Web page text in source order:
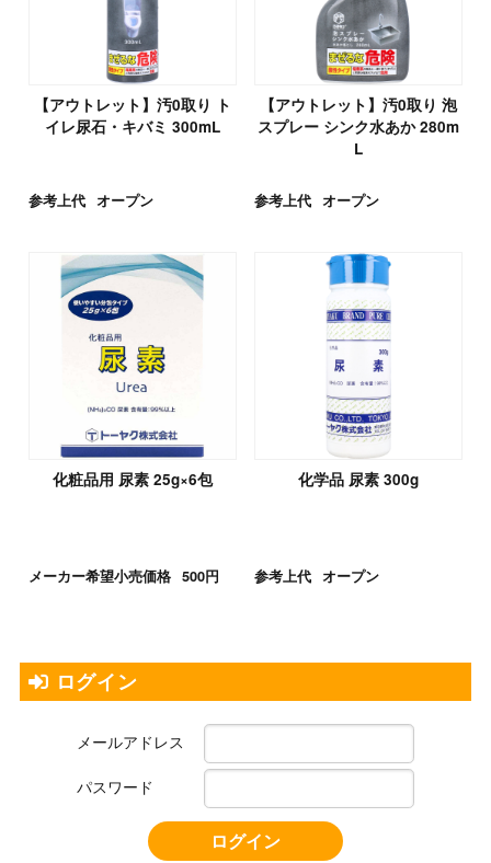
【アウトレット】汚0取り ト
イレ尿石・キバミ 300mL
参考上代 オープン
【アウトレット】汚0取り 泡
スプレー シンク水あか 280m
L
参考上代 オープン
化粧品用 尿素 25g×6包
メーカー希望小売価格 500円
化学品 尿素 300g
参考上代 オープン
ログイン
メールアドレス
パスワード
ログイン